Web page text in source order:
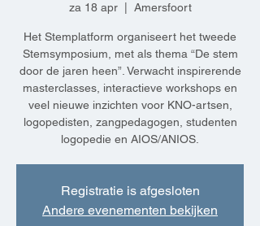
za 18 apr
  |
Amersfoort
Het Stemplatform organiseert het tweede
Stemsymposium, met als thema “De stem
door de jaren heen”. Verwacht inspirerende
masterclasses, interactieve workshops en
veel nieuwe inzichten voor KNO-artsen,
logopedisten, zangpedagogen, studenten
Registratie is afgesloten
Andere evenementen bekijken